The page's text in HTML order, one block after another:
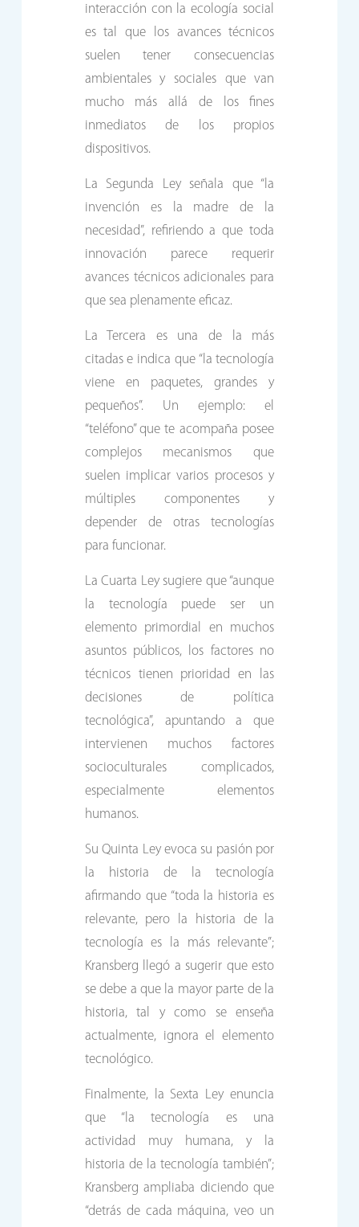
interacción con la ecología social
es tal que los avances técnicos
suelen tener consecuencias
ambientales y sociales que van
mucho más allá de los fines
inmediatos de los propios
dispositivos.
La Segunda Ley señala que “la
invención es la madre de la
necesidad”, refiriendo a que toda
innovación parece requerir
avances técnicos adicionales para
que sea plenamente eficaz.
La Tercera es una de la más
citadas e indica que “la tecnología
viene en paquetes, grandes y
pequeños”. Un ejemplo: el
“teléfono” que te acompaña posee
complejos mecanismos que
suelen implicar varios procesos y
múltiples componentes y
depender de otras tecnologías
para funcionar.
La Cuarta Ley sugiere que “aunque
la tecnología puede ser un
elemento primordial en muchos
asuntos públicos, los factores no
técnicos tienen prioridad en las
decisiones de política
tecnológica”, apuntando a que
intervienen muchos factores
socioculturales complicados,
especialmente elementos
humanos.
Su Quinta Ley evoca su pasión por
la historia de la tecnología
afirmando que “toda la historia es
relevante, pero la historia de la
tecnología es la más relevante”;
Kransberg llegó a sugerir que esto
se debe a que la mayor parte de la
historia, tal y como se enseña
actualmente, ignora el elemento
tecnológico.
Finalmente, la Sexta Ley enuncia
que “la tecnología es una
actividad muy humana, y la
historia de la tecnología también”;
Kransberg ampliaba diciendo que
“detrás de cada máquina, veo un